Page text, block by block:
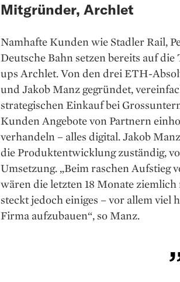
Mitgründer, Archlet
Namhafte Kunden wie Stadler Rail,
Deutsche Bahn setzen bereits auf
ups Archlet. Von den drei ETH-
und Jakob Manz gegründet,
strategischen Einkauf bei
Kunden Angebote von Partnern
verhandeln – alles digital. Jakob
die Produktentwicklung zuständig,
Umsetzung. „Beim raschen Aufstieg
wären die letzten 18 Monate
steckt jedoch einiges – vor allem viel
Firma aufzubauen“, so Manz.